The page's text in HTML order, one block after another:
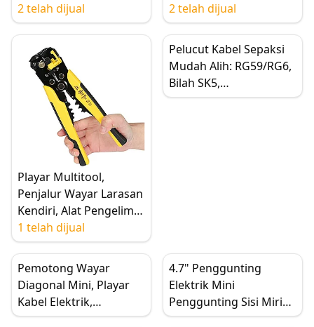
untuk kabel sepaksi
UTP/STP RG59/6/7/11
2 telah dijual
Alat Pelbagai Fungsi,
0.5-1.5mm
2 telah dijual
Playar Multitool,
Penjalur Wayar Larasan
Kendiri, Alat Pengelim
Pemotong Kabel
Automatik
1 telah dijual
Pelucut Kabel Sepaksi
Mudah Alih: RG59/RG6,
Bilah SK5,
Pemotong/Playar
Pemotong Wayar
Diagonal Mini, Playar
Kabel Elektrik,
Pemegang ABS Anti-
4.7" Penggunting
Elektrik Mini
Penggunting Sisi Miring
Penggunting Kabel